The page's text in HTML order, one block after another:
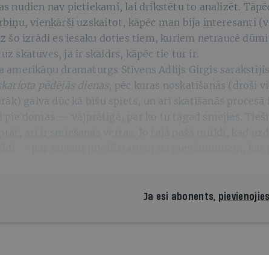
nudien nav pietiekami, lai drīkstētu to analizēt.
vienkārši uzskaitot, kāpēc man bija interesanti
šo izrādi es iesaku doties tiem, kuriem netraucē
skatuves, ja ir skaidrs, kāpēc tie tur ir.
amerikāņu dramaturgs Stīvens Adlijs Girgis sarakstījis
pēdējās dienas, pēc kuras noskatīšanās (droši
galva dūc kā bišu spiets, un arī skatīšanās procesā
Ja esi abonents,